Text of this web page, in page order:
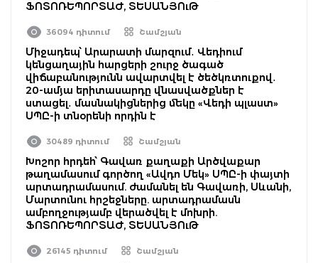
ՖՈՏՈՌԵՊՈՐՏԱԺ, ՏԵՍԱՆՅՈւԹ
36094 դիտում Շամշյան
Միջադեպ՝ Արարատի մարզում․ Վեդիում
կենցաղային հարցերի շուրջ ծագած
վիճաբանությունն ավարտվել է ծեծկռտուքով․
20-ամյա երիտասարդը վնասվածքներ է
ստացել․ մասնակիցներից մեկը «Վեդի պլաստ»
ՍՊԸ-ի տնօրենի որդին է
30489 դիտում Շամշյան
Խոշոր հրդեհ՝ Գավառ քաղաքի Արծվաքար
թաղամասում գործող «Ավդո Մեկ» ՍՊԸ-ի փայտի
արտադրամասում. ժամանել են Գավառի, Սևանի,
Մարտունու հրշեջները. արտադրամասն
ամբողջությամբ վերածվել է մոխրի.
ՖՈՏՈՌԵՊՈՐՏԱԺ, ՏԵՍԱՆՅՈւԹ
26145 դիտում Շամշյան